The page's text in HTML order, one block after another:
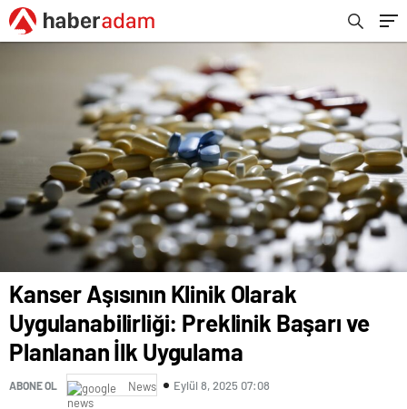
Kanser Aşısının Klinik Olarak
Uygulanabilirliği: Preklinik Başarı ve
Planlanan İlk Uygulama
ABONE OL News Eylül 8, 2025 07:08